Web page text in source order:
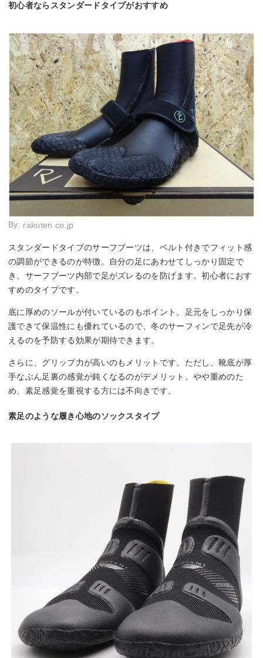
初心者ならスタンダードタイプがおすすめ
By: rakuten.co.jp
スタンダードタイプのサーフブーツは、ベルト付きでフィット感
の調節ができるのが特徴。自分の足にあわせてしっかり固定で
き、サーフブーツ内部で足がズレるのを防げます。初心者におす
すめのタイプです。
底に厚めのソールが付いているのもポイント。足元をしっかり保
護できて保温性にも優れているので、冬のサーフィンで足先が冷
えるのを予防する効果が期待できます。
さらに、グリップ力が高いのもメリットです。ただし、靴底が厚
手なぶん足裏の感覚が鈍くなるのがデメリット。やや重めのた
め、素足感覚を重視する方には不向きです。
素足のような履き心地のソックスタイプ